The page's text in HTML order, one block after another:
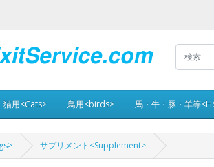
猫用<Cats> 鳥用<birds> 馬・牛・豚・羊等
サプリメント<Supplement>